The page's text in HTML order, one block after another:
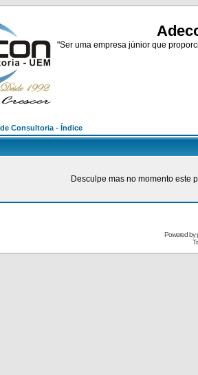
"Ser uma empresa júnior que
Consultoria - Índice
Desculpe mas no momento este
Powered by